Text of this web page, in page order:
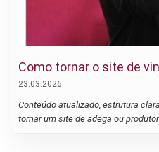
Como tornar o site de
23.03.2026
Conteúdo atualizado, estrutura
tornar um site de adega ou